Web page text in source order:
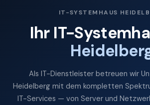
IT-SYSTEMHAUS
Ihr IT-
Als IT-Dienstleister betreuen wir
Heidelberg mit dem kompletten
IT-Services — von Server und